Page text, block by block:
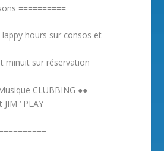
==========
hours sur consos et
minuit sur réservation
CLUBBING ●●
‘ PLAY